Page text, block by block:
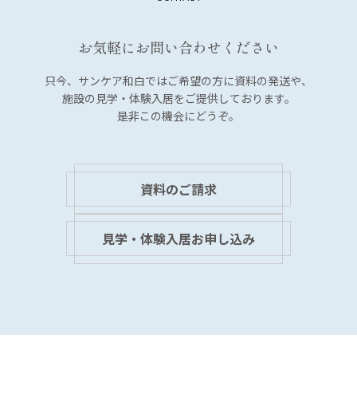
お気軽にお問い合わせください
只今、サンケア和白ではご希望の方に資料の発送や、
施設の見学・体験入居をご提供しております。
是非この機会にどうぞ。
資料のご請求
見学・体験入居お申し込み